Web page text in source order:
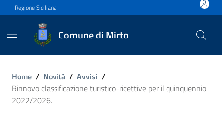
Vai ai contenuti
Vai al footer
Regione Siciliana
Comune di Mirto
Rinnovo classificazione
Home / Novità / Avvisi /
Rinnovo classificazione turistico-ricettive per il quinquennio
2022/2026.